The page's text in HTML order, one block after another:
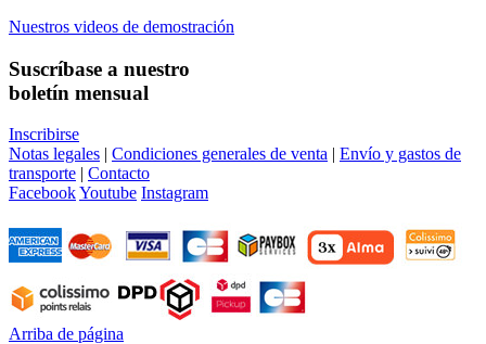
Nuestros videos de demostración
Suscríbase a nuestro
boletín mensual
Inscribirse
Notas legales | Condiciones generales de venta | Envío y gastos de
transporte | Contacto
FacebookYoutube Instagram
Arriba de página